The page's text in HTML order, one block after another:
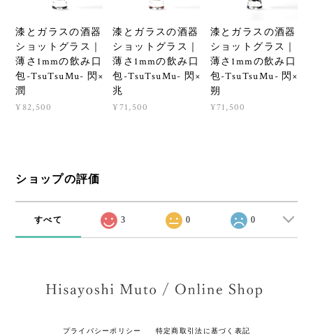
漆とガラスの酒器
ショットグラス｜
薄さ1mmの飲み口
包-TsuTsuMu- 閃×
潤
¥82,500
漆とガラスの酒器
ショットグラス｜
薄さ1mmの飲み口
包-TsuTsuMu- 閃×
兆
¥71,500
漆とガラスの酒器
ショットグラス｜
薄さ1mmの飲み口
包-TsuTsuMu- 閃×
朔
¥71,500
ショップの評価
すべて 3 0 0
プライバシーポリシー 特定商取引法に基づく表記